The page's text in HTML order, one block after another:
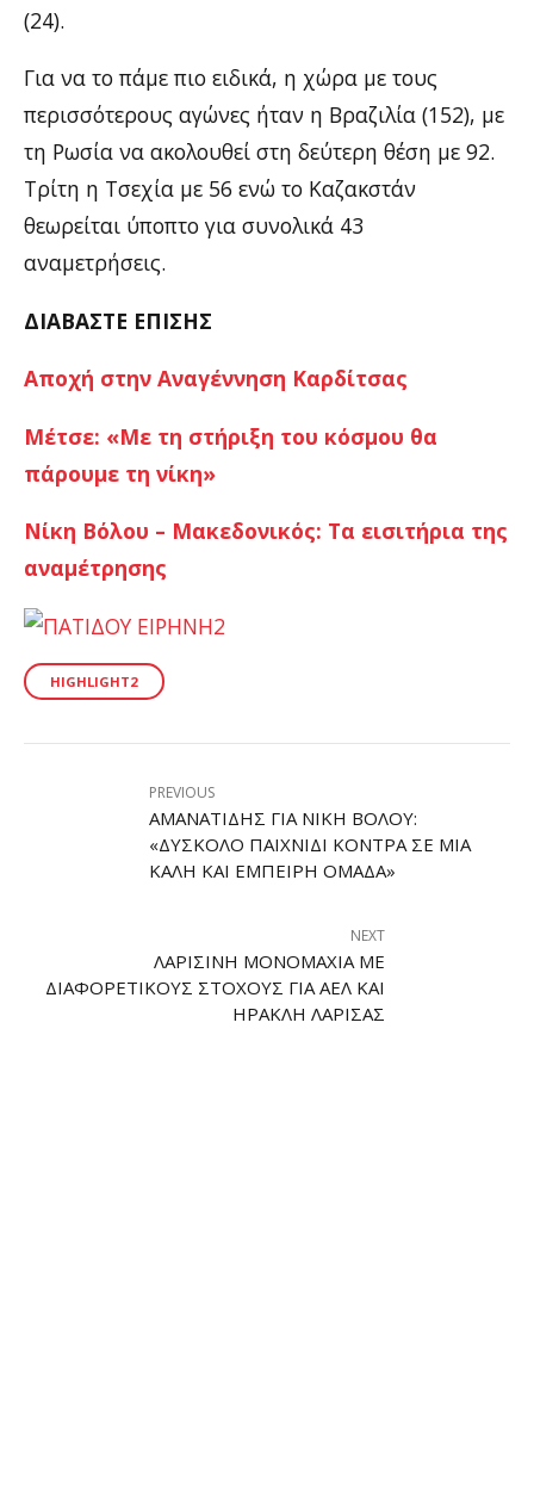
(24).
Για να το πάμε πιο ειδικά, η χώρα με τους
περισσότερους αγώνες ήταν η Βραζιλία (152), με
τη Ρωσία να ακολουθεί στη δεύτερη θέση με 92.
Τρίτη η Τσεχία με 56 ενώ το Καζακστάν
θεωρείται ύποπτο για συνολικά 43
αναμετρήσεις.
ΔΙΑΒΑΣΤΕ ΕΠΙΣΗΣ
Αποχή στην Αναγέννηση Καρδίτσας
Μέτσε: «Με τη στήριξη του κόσμου θα
πάρουμε τη νίκη»
Nίκη Βόλου – Μακεδονικός: Τα εισιτήρια της
αναμέτρησης
HIGHLIGHT2
PREVIOUS
ΑΜΑΝΑΤΊΔΗΣ ΓΙΑ ΝΊΚΗ ΒΌΛΟΥ:
«ΔΎΣΚΟΛΟ ΠΑΙΧΝΊΔΙ ΚΌΝΤΡΑ ΣΕ ΜΊΑ
ΚΑΛΉ ΚΑΙ ΈΜΠΕΙΡΗ ΟΜΆΔΑ»
NEXT
ΛΑΡΙΣΙΝΉ ΜΟΝΟΜΑΧΊΑ ΜΕ
ΔΙΑΦΟΡΕΤΙΚΟΎΣ ΣΤΌΧΟΥΣ ΓΙΑ ΑΕΛ ΚΑΙ
ΗΡΑΚΛΉ ΛΆΡΙΣΑΣ